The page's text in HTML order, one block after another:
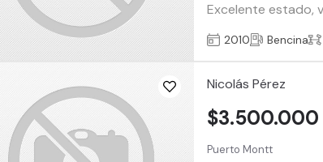
Excelente estado,
2010 Bencina
Nicolás Pérez
Puerto Montt
$3.500.000